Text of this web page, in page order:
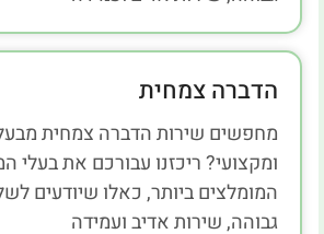
הדברה צמחית
מחפשים שירות הדברה צמחית
ומקצועי? ריכזנו עבורכם את בעלי
המומלצים ביותר, כאלו שיודעים
גבוהה, שירות אדיב ועמידה